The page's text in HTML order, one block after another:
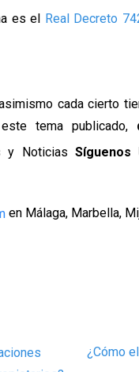
es el Real Decreto
cada cierto
tema publicado,
y Noticias Síguenos
en Málaga, Marbella,
¿Cómo